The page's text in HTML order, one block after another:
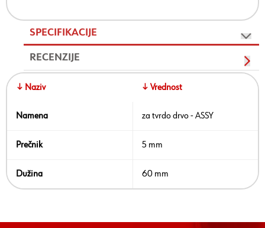
SPECIFIKACIJE
RECENZIJE
↓ Naziv ↓ Vrednost
Namena za tvrdo drvo - ASSY
Prečnik 5 mm
Dužina 60 mm